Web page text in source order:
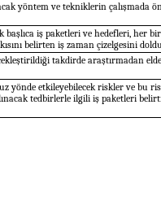
yöntem ve tekniklerin çalışmada
başlıca iş paketleri ve hedefleri, her
belirten iş zaman çizelgesini
takdirde araştırmadan
yönde etkileyebilecek riskler ve bu
tedbirlerle ilgili iş paketleri